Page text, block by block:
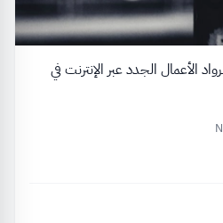
الأعمال الجدد عبر الإنترنت في